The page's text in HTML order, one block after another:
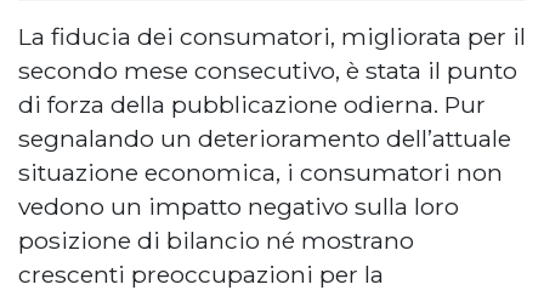
La fiducia dei consumatori, migliorata per il
secondo mese consecutivo, è stata il punto
di forza della pubblicazione odierna. Pur
segnalando un deterioramento dell’attuale
situazione economica, i consumatori non
vedono un impatto negativo sulla loro
posizione di bilancio né mostrano
crescenti preoccupazioni per la